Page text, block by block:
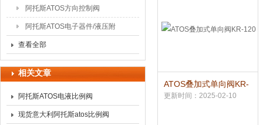
阿托斯ATOS方向控制阀
阿托斯ATOS电子器件/液压附
件
查看全部
相关文章
阿托斯ATOS电液比例阀
现货意大利阿托斯atos比例阀
ATOS叠加式单向阀KR-
120
更新时间：2025-02-10